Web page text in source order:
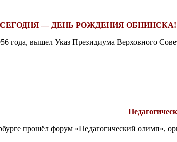
СЕГОДНЯ — ДЕНЬ РОЖДЕНИЯ ОБНИНСКА!
года, вышел Указ Президиума Верховного
прошёл форум «Педагогический олимп»,